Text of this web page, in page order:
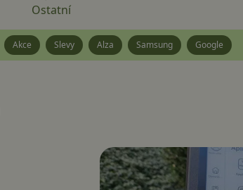
Ostatní
Akce Slevy Alza Samsung Google